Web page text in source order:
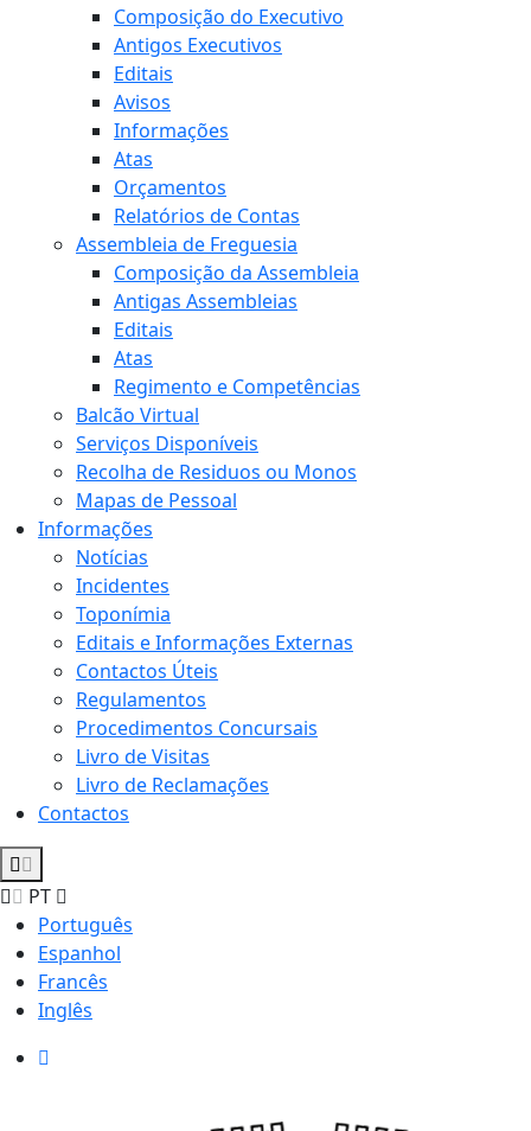
Composição do Executivo
Antigos Executivos
Editais
Avisos
Informações
Atas
Orçamentos
Relatórios de Contas
Assembleia de Freguesia
Composição da Assembleia
Antigas Assembleias
Editais
Atas
Regimento e Competências
Balcão Virtual
Serviços Disponíveis
Recolha de Residuos ou Monos
Mapas de Pessoal
Informações
Notícias
Incidentes
Toponímia
Editais e Informações Externas
Contactos Úteis
Regulamentos
Procedimentos Concursais
Livro de Visitas
Livro de Reclamações
Contactos
PT
Português
Espanhol
Francês
Inglês